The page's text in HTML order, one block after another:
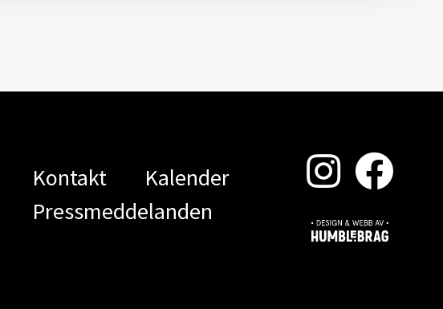
Kontakt
Kalender
Pressmeddelanden